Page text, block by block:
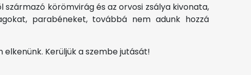
körömvirág és az orvosi zsálya kivonata,
parabéneket, továbbá nem adunk hozzá
Kerüljük a szembe jutását!